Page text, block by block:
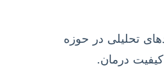
تحلیلی در حوزه
درمان.